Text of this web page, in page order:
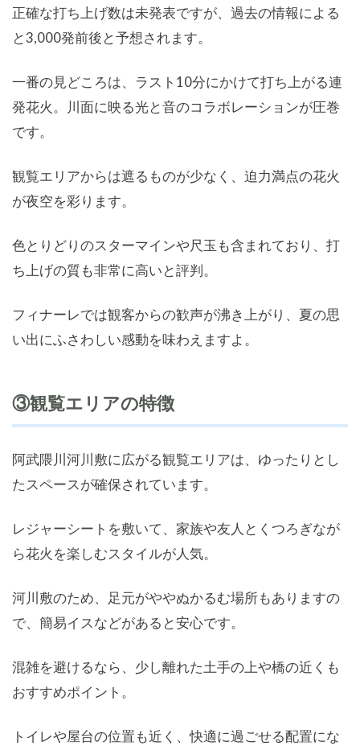
正確な打ち上げ数は未発表ですが、過去の情報による
と3,000発前後と予想されます。
一番の見どころは、ラスト10分にかけて打ち上がる連
発花火。川面に映る光と音のコラボレーションが圧巻
です。
観覧エリアからは遮るものが少なく、迫力満点の花火
が夜空を彩ります。
色とりどりのスターマインや尺玉も含まれており、打
ち上げの質も非常に高いと評判。
フィナーレでは観客からの歓声が沸き上がり、夏の思
い出にふさわしい感動を味わえますよ。
③観覧エリアの特徴
阿武隈川河川敷に広がる観覧エリアは、ゆったりとし
たスペースが確保されています。
レジャーシートを敷いて、家族や友人とくつろぎなが
ら花火を楽しむスタイルが人気。
河川敷のため、足元がややぬかるむ場所もありますの
で、簡易イスなどがあると安心です。
混雑を避けるなら、少し離れた土手の上や橋の近くも
おすすめポイント。
トイレや屋台の位置も近く、快適に過ごせる配置にな